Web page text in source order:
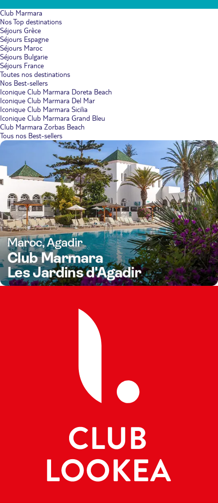
Club Marmara
Nos Top destinations
Séjours Grèce
Séjours Espagne
Séjours Maroc
Séjours Bulgarie
Séjours France
Toutes nos destinations
Nos Best-sellers
Iconique Club Marmara Doreta Beach
Iconique Club Marmara Del Mar
Iconique Club Marmara Sicilia
Iconique Club Marmara Grand Bleu
Club Marmara Zorbas Beach
Tous nos Best-sellers